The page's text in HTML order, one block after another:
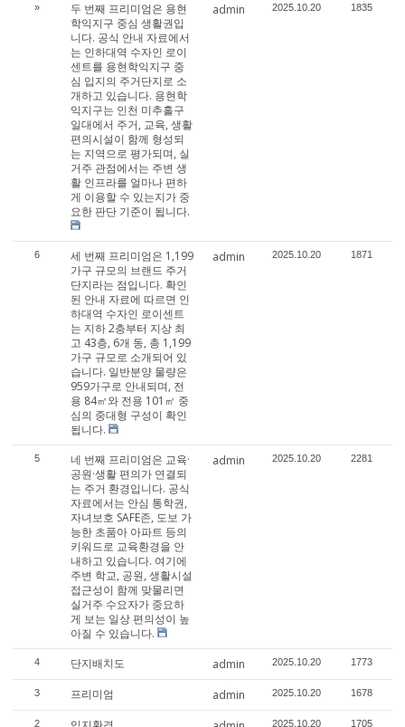
»
두 번째 프리미엄은 용현
학익지구 중심 생활권입
니다. 공식 안내 자료에서
는 인하대역 수자인 로이
센트를 용현학익지구 중
심 입지의 주거단지로 소
개하고 있습니다. 용현학
익지구는 인천 미추홀구
일대에서 주거, 교육, 생활
편의시설이 함께 형성되
는 지역으로 평가되며, 실
거주 관점에서는 주변 생
활 인프라를 얼마나 편하
게 이용할 수 있는지가 중
요한 판단 기준이 됩니다.
admin 2025.10.20 1835
6
세 번째 프리미엄은 1,199
가구 규모의 브랜드 주거
단지라는 점입니다. 확인
된 안내 자료에 따르면 인
하대역 수자인 로이센트
는 지하 2층부터 지상 최
고 43층, 6개 동, 총 1,199
가구 규모로 소개되어 있
습니다. 일반분양 물량은
959가구로 안내되며, 전
용 84㎡와 전용 101㎡ 중
심의 중대형 구성이 확인
됩니다.
admin 2025.10.20 1871
5
네 번째 프리미엄은 교육·
공원·생활 편의가 연결되
는 주거 환경입니다. 공식
자료에서는 안심 통학권,
자녀보호 SAFE존, 도보 가
능한 초품아 아파트 등의
키워드로 교육환경을 안
내하고 있습니다. 여기에
주변 학교, 공원, 생활시설
접근성이 함께 맞물리면
실거주 수요자가 중요하
게 보는 일상 편의성이 높
아질 수 있습니다.
admin 2025.10.20 2281
4 단지배치도 admin 2025.10.20 1773
3 프리미엄 admin 2025.10.20 1678
2 2025.10.20 1705